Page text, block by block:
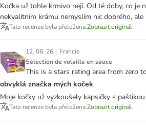
Kočka už tohle krmivo nejí. Od té doby, co
nekvalitním krámu nemyslím nic dobrého,
Tato recenze byla přeložena.Zobrazit originál
12. 06. 26 | Francie
Sélection de volaille en sauce
This is a stars rating area from zero
obvyklá značka mých koček
Moje kočky už vyzkoušely kapsičky s
Tato recenze byla přeložena.Zobrazit originál